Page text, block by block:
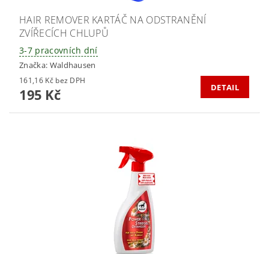
HAIR REMOVER KARTÁČ NA ODSTRANĚNÍ
ZVÍŘECÍCH CHLUPŮ
3-7 pracovních dní
Značka: Waldhausen
161,16 Kč bez DPH
195 Kč DETAIL